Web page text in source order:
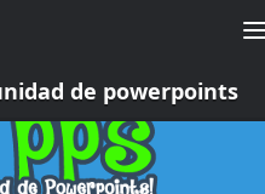
de powerpoints